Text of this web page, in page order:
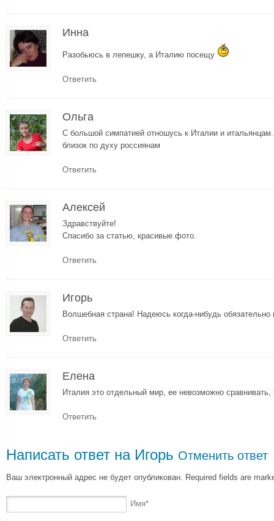
Инна
Разобьюсь в лепешку, а Италию посещу
Ответить
Ольга
С большой симпатией отношусь к Италии и
близок по духу россиянам
Ответить
Алексей
Здравствуйте!
Спасибо за статью, красивые фото.
Ответить
Игорь
Волшебная страна! Надеюсь когда-нибудь
Ответить
Елена
Италия это отдельный мир, ее невозможно сравнивать,
Ответить
Написать ответ на Игорь Отменить ответ
Ваш электронный адрес не будет опубликован. Required fields are
Имя*